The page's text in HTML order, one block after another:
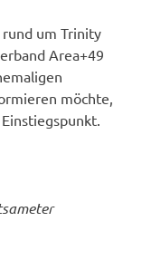
um Trinity
Area+49
möchte,